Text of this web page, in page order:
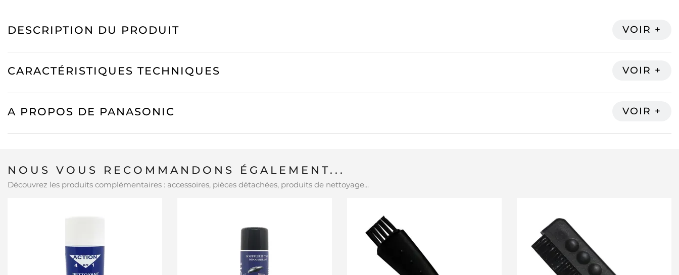
DESCRIPTION DU PRODUIT
CARACTÉRISTIQUES TECHNIQUES
A PROPOS DE PANASONIC
NOUS VOUS RECOMMANDONS ÉGALEMENT...
Découvrez les produits complémentaires : accessoires, pièces détachées, produits de nettoyage...